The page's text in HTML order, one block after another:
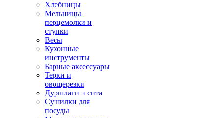
Хлебницы
Мельницы.
перцемолки и
ступки
Весы
Кухонные
инструменты
Барные аксессуары
Терки и
овощерезки
Дуршлаги и сита
Сушилки для
посуды